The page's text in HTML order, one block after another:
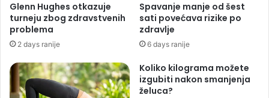
Glenn Hughes otkazuje
turneju zbog zdravstvenih
problema
2 days ranije
Spavanje manje od šest
sati povećava rizike po
zdravlje
6 days ranije
Koliko kilograma možete
izgubiti nakon smanjenja
želuca?